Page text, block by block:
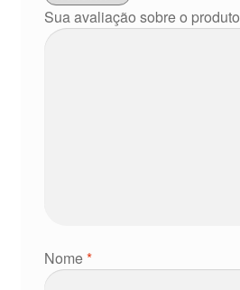
Sua avaliação sobre o produto
Nome*